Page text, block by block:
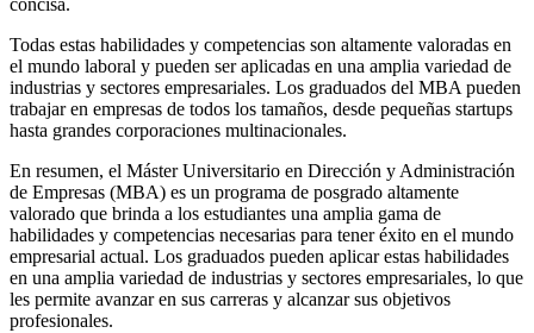
concisa.
Todas estas habilidades y competencias son altamente valoradas en
el mundo laboral y pueden ser aplicadas en una amplia variedad de
industrias y sectores empresariales. Los graduados del MBA pueden
trabajar en empresas de todos los tamaños, desde pequeñas startups
hasta grandes corporaciones multinacionales.
En resumen, el Máster Universitario en Dirección y Administración
de Empresas (MBA) es un programa de posgrado altamente
valorado que brinda a los estudiantes una amplia gama de
habilidades y competencias necesarias para tener éxito en el mundo
empresarial actual. Los graduados pueden aplicar estas habilidades
en una amplia variedad de industrias y sectores empresariales, lo que
les permite avanzar en sus carreras y alcanzar sus objetivos
profesionales.